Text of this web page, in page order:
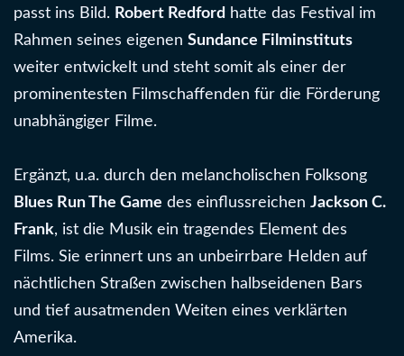
passt ins Bild. Robert Redford hatte das Festival im
Rahmen seines eigenen Sundance Filminstituts
weiter entwickelt und steht somit als einer der
prominentesten Filmschaffenden für die Förderung
unabhängiger Filme.
Ergänzt, u.a. durch den melancholischen Folksong
Blues Run The Game des einflussreichen Jackson C.
Frank, ist die Musik ein tragendes Element des
Films. Sie erinnert uns an unbeirrbare Helden auf
nächtlichen Straßen zwischen halbseidenen Bars
und tief ausatmenden Weiten eines verklärten
Amerika.